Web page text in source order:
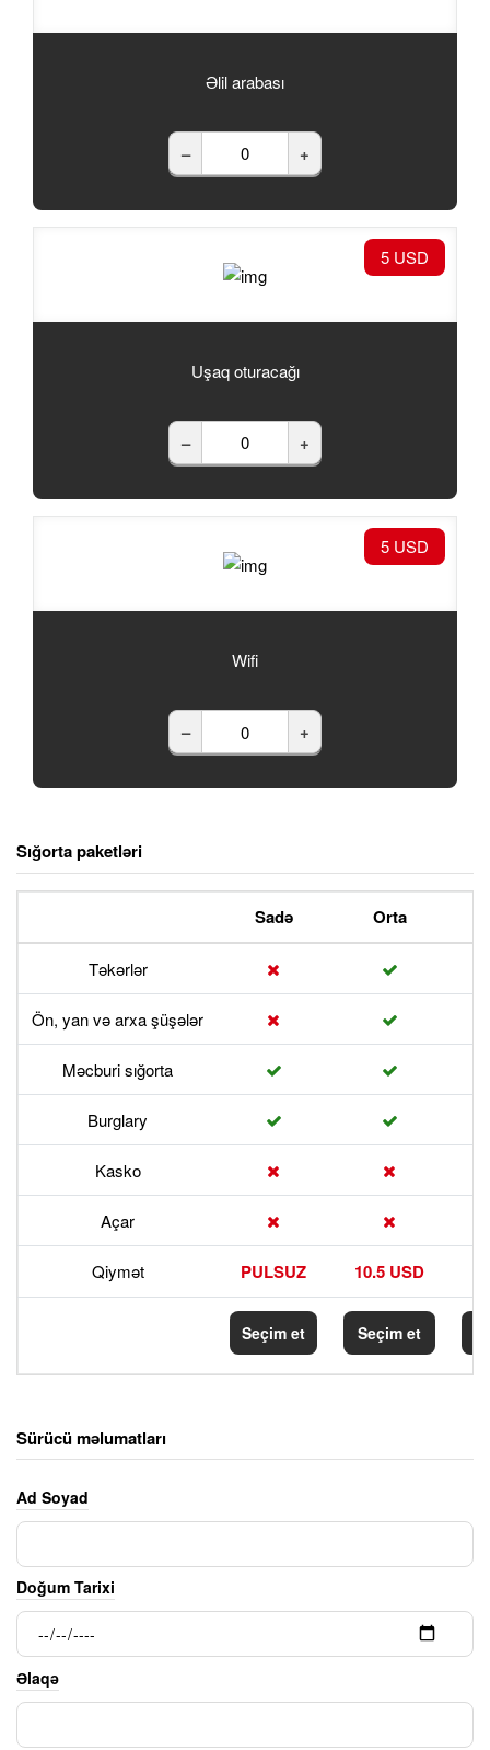
Əlil arabası
– +
5 USD
Uşaq oturacağı
– +
5 USD
Wifi
– +
Sığorta paketləri
Sadə Orta
Təkərlər
Ön, yan və arxa şüşələr
Məcburi sığorta
Burglary
Kasko
Açar
Qiymət PULSUZ 10.5 USD
Seçim et Seçim et
Sürücü məlumatları
Ad Soyad
Doğum Tarixi
Əlaqə